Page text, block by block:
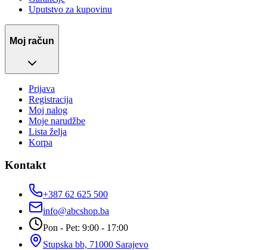
Uputstvo za kupovinu
Moj račun
Prijava
Registracija
Moj nalog
Moje narudžbe
Lista želja
Korpa
Kontakt
+387 62 625 500
info@abcshop.ba
Pon - Pet: 9:00 - 17:00
Stupska bb, 71000 Sarajevo